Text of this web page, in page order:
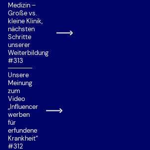
Medizin –
Große vs.
kleine Klinik,
nächsten
Schritte
unserer
Weiterbildung
#313
Unsere
Meinung
zum
Video
„Influencer
werben
für
erfundene
Krankheit“
#312